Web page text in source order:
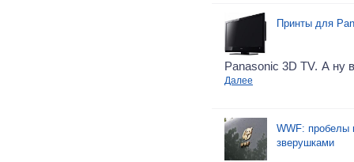
Принты для
Panasonic 3D TV. А ну
Далее
WWF: пробелы
зверушками